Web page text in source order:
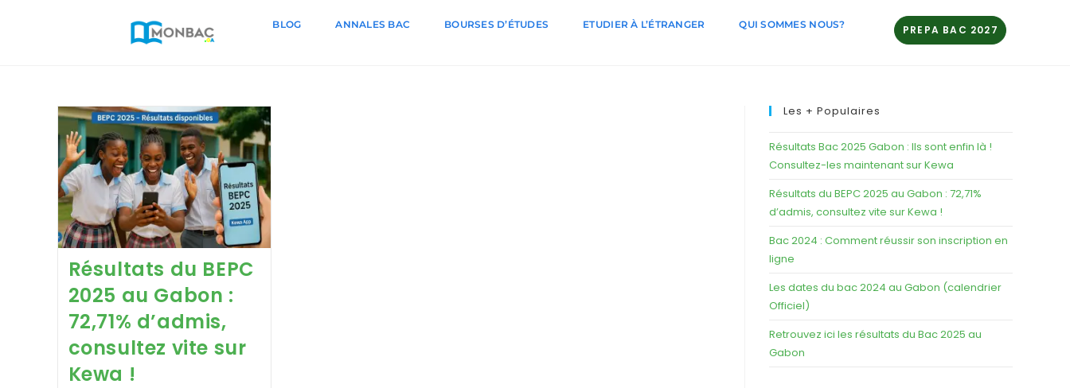
BLOG ANNALES BAC BOURSES D’ÉTUDES ETUDIER À L’ÉTRANGER QUI SOMMES NOUS? PREPA BAC 2027
Résultats du BEPC
2025 au Gabon :
72,71% d’admis,
consultez vite sur
Kewa !
Les + Populaires
Résultats Bac 2025 Gabon : Ils sont enfin là !
Consultez-les maintenant sur Kewa
Résultats du BEPC 2025 au Gabon : 72,71%
d’admis, consultez vite sur Kewa !
Bac 2024 : Comment réussir son inscription en
ligne
Les dates du bac 2024 au Gabon (calendrier
Officiel)
Retrouvez ici les résultats du Bac 2025 au
Gabon